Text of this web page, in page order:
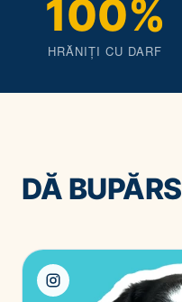
100%
HRĂNIȚI CU DARF
DĂ BUPĂRS